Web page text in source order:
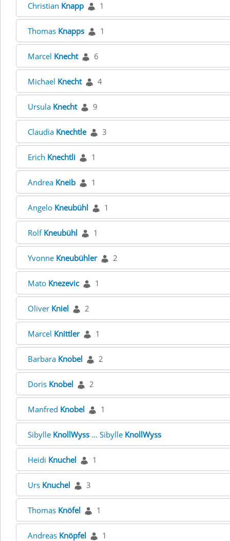
Christian Knapp 1
Thomas Knapps 1
Marcel Knecht 6
Michael Knecht 4
Ursula Knecht 9
Claudia Knechtle 3
Erich Knechtli 1
Andrea Kneib 1
Angelo Kneubühl 1
Rolf Kneubühl 1
Yvonne Kneubühler 2
Mato Knezevic 1
Oliver Kniel 2
Marcel Knittler 1
Barbara Knobel 2
Doris Knobel 2
Manfred Knobel 1
Sibylle KnollWyss ... Sibylle KnollWyss
Heidi Knuchel 1
Urs Knuchel 3
Thomas Knöfel 1
Andreas Knöpfel 1